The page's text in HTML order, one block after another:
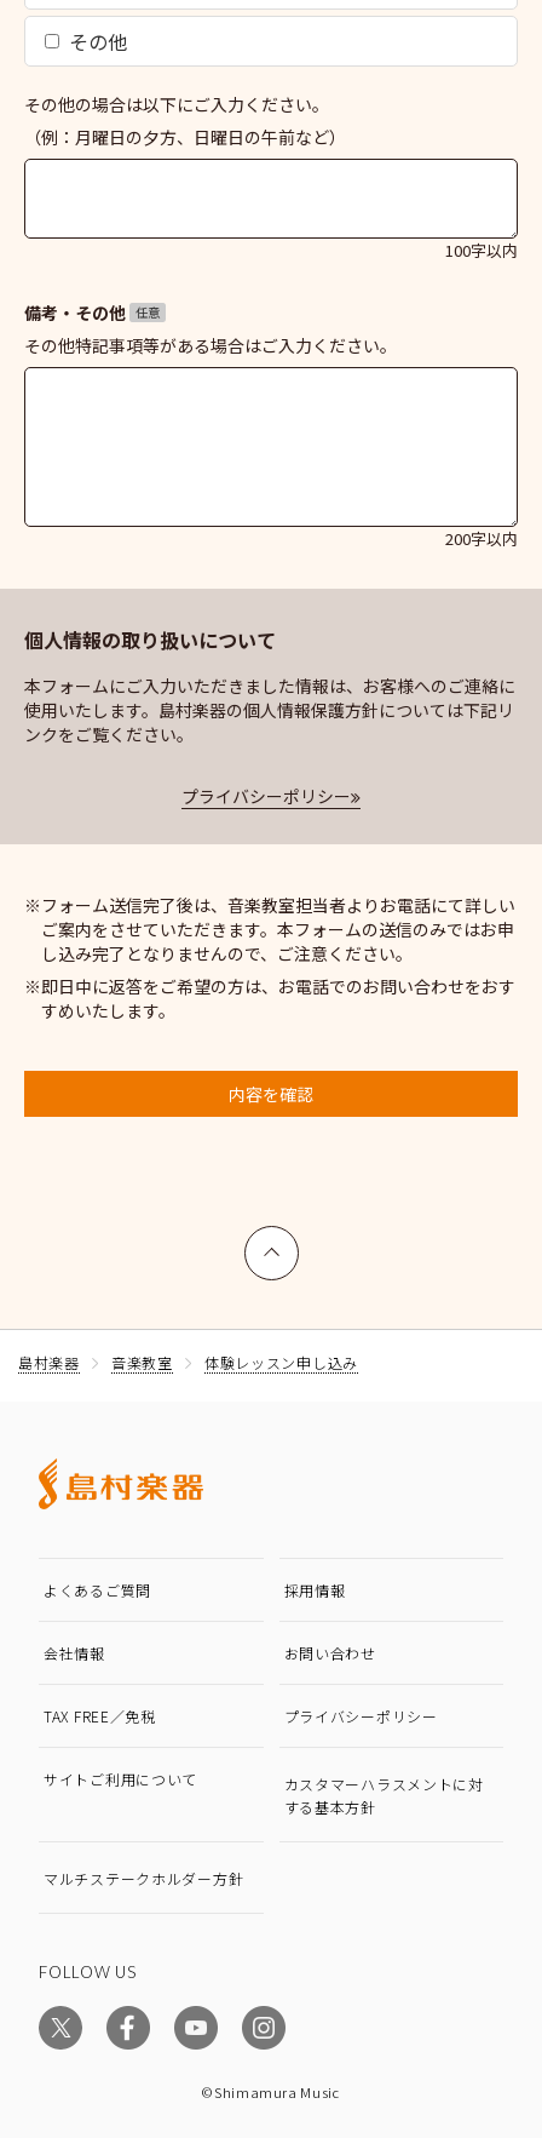
その他
その他の場合は以下にご入力ください。
（例：月曜日の夕方、日曜日の午前など）
100字以内
備考・その他 任意
その他特記事項等がある場合はご入力ください。
200字以内
個人情報の取り扱いについて
本フォームにご入力いただきました情報は、お客様へのご連絡に
使用いたします。島村楽器の個人情報保護方針については下記リ
ンクをご覧ください。
プライバシーポリシー
フォーム送信完了後は、音楽教室担当者よりお電話にて詳しい
ご案内をさせていただきます。本フォームの送信のみではお申
し込み完了となりませんので、ご注意ください。
即日中に返答をご希望の方は、お電話でのお問い合わせをおす
すめいたします。
内容を確認
上へ戻る
島村楽器 音楽教室 体験レッスン申し込み
よくあるご質問 採用情報
会社情報 お問い合わせ
TAX FREE／免税 プライバシーポリシー
サイトご利用について
カスタマーハラスメントに対
する基本方針
マルチステークホルダー方針
FOLLOW US
©Shimamura Music